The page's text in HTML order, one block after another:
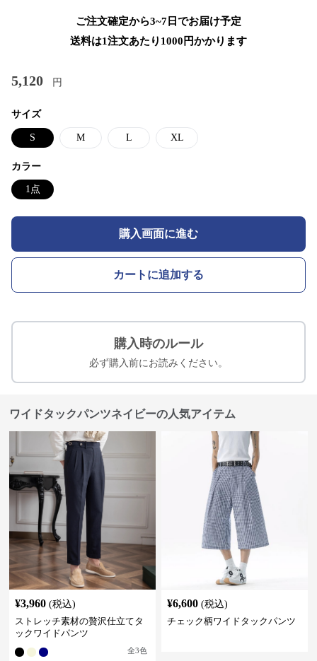
ご注文確定から3~7日でお届け予定
送料は1注文あたり 1000 円かかります
5,120 円
サイズ
S M L XL
カラー
1点
購入画面に進む
カートに追加する
購入時のルール
必ず購入前にお読みください。
ワイドタックパンツネイビーの人気アイテム
¥3,960 (税込)
ストレッチ素材の贅沢仕立てタ
ックワイドパンツ
全3色
¥6,600 (税込)
チェック柄ワイドタックパンツ